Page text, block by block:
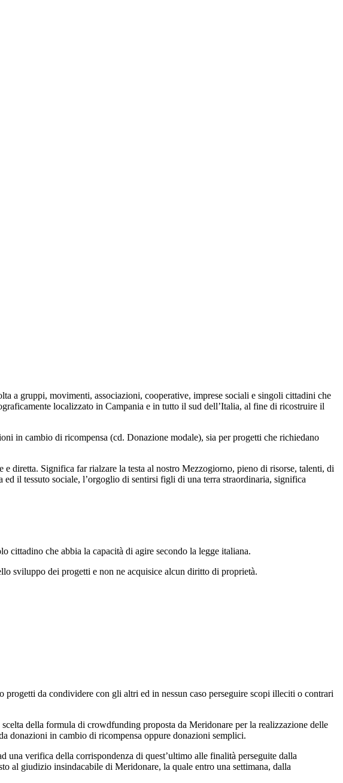
a gruppi, movimenti, associazioni, cooperative, imprese sociali e singoli cittadini che
localizzato in Campania e in tutto il sud dell’Italia, al fine di ricostruire il
in cambio di ricompensa (cd. Donazione modale), sia per progetti che richiedano
diretta. Significa far rialzare la testa al nostro Mezzogiorno, pieno di risorse, talenti, di
il tessuto sociale, l’orgoglio di sentirsi figli di una terra straordinaria, significa
cittadino che abbia la capacità di agire secondo la legge italiana.
sviluppo dei progetti e non ne acquisice alcun diritto di proprietà.
da condividere con gli altri ed in nessun caso perseguire scopi illeciti o contrari
della formula di crowdfunding proposta da Meridonare per la realizzazione delle
donazioni in cambio di ricompensa oppure donazioni semplici.
una verifica della corrispondenza di quest’ultimo alle finalità perseguite dalla
al giudizio insindacabile di Meridonare, la quale entro una settimana, dalla